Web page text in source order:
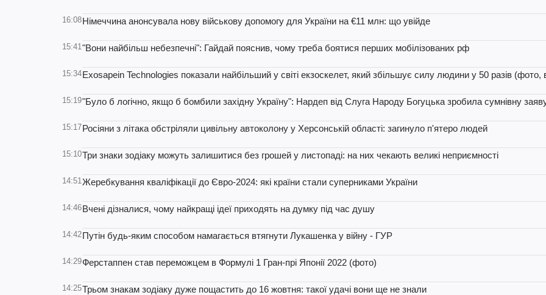
16:08Німеччина анонсувала нову військову допомогу для України на €11 млн: що увійде
15:41"Вони найбільш небезпечні": Гайдай пояснив, чому треба боятися перших мобілізованих рф
15:34Exosapein Technologies показали найбільший у світі екзоскелет, який збільшує силу людини у 50 разів (фото,
15:19"Було б логічно, якщо б бомбили західну Україну": Нардеп від Слуга Народу Богуцька зробила сумнівну
15:17Росіяни з літака обстріляли цивільну автоколону у Херсонській області: загинуло п'ятеро людей
15:10Три знаки зодіаку можуть залишитися без грошей у листопаді: на них чекають великі неприємності
14:51Жеребкування кваліфікації до Євро-2024: які країни стали суперниками України
14:46Вчені дізналися, чому найкращі ідеї приходять на думку під час душу
14:42Путін будь-яким способом намагається втягнути Лукашенка у війну - ГУР
14:29Ферстаппен став переможцем в Формулі 1 Гран-прі Японії 2022 (фото)
14:25Трьом знакам зодіаку дуже пощастить до 16 жовтня: такої удачі вони ще не знали